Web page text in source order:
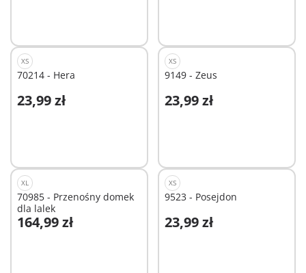
XS
70214 - Hera
23,99 zł
Dodaj do koszyka
XS
9149 - Zeus
23,99 zł
Dodaj do koszyka
XL
70985 - Przenośny domek
dla lalek
164,99 zł
Dodaj do koszyka
XS
9523 - Posejdon
23,99 zł
Dodaj do koszyka